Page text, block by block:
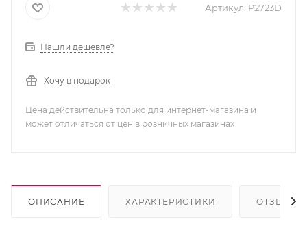
Артикул: P2723D
Нашли дешевле?
Хочу в подарок
Цена действительна только для интернет-магазина и
может отличаться от цен в розничных магазинах
ОПИСАНИЕ ХАРАКТЕРИСТИКИ ОТЗЫВЫ